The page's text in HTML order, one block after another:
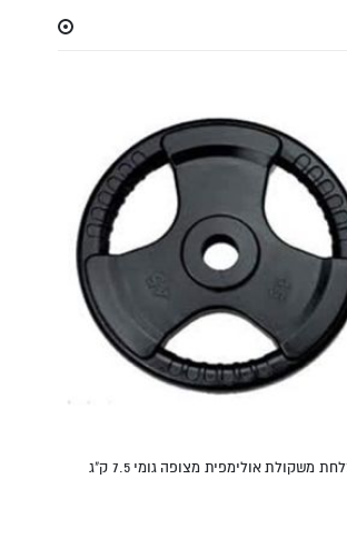
משקולת אולימפית מצופה גומי 7.5 ק"ג